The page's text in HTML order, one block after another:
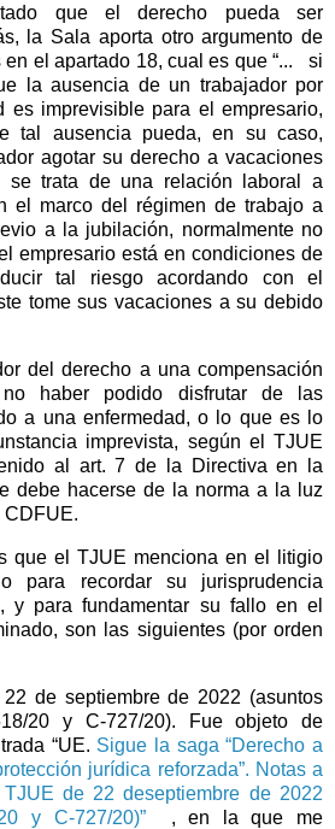
que el derecho pueda ser
la Sala aporta otro argumento de
el apartado 18, cual es que “...
si
la ausencia de un trabajador por
es imprevisible para el empresario,
tal ausencia pueda, en su caso,
agotar su derecho a vacaciones
se trata de una relación laboral a
el marco del régimen de trabajo a
a la jubilación, normalmente no
empresario está en condiciones de
tal riesgo acordando con el
tome sus vacaciones a su debido
del derecho a una compensación
haber podido disfrutar de las
a una enfermedad, o lo que es lo
imprevista, según el TJUE
al art. 7 de la Directiva en la
debe hacerse de la norma a la luz
CDFUE.
que el TJUE menciona en el litigio
para recordar su jurisprudencia
y para fundamentar su fallo en el
son las siguientes (por orden
de septiembre de 2022 (asuntos
20 y C-727/20). Fue objeto de
“UE. Sigue la saga “Derecho a
jurídica reforzada”. Notas a
de 22 deseptiembre de 2022
y C-727/20)”
, en la que me